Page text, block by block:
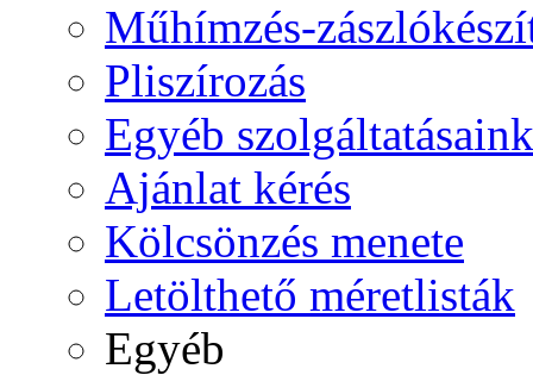
Műhímzés-
Pliszírozás
Egyéb szolgáltatásaink
Ajánlat kérés
Kölcsönzés menete
Letölthető méretlisták
Egyéb